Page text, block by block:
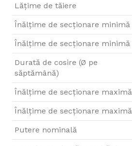
Lățime de tăiere
Înălțime de secționare minimă
Înălțime de secționare minimă
Durată de cosire (Ø pe
săptămână)
Înălțime de secționare maximă
Înălțime de secționare maximă
Putere nominală